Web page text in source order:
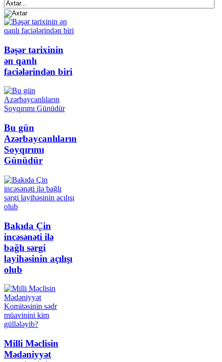
Bəşər tarixinin
ən qanlı
faciələrindən biri
Bu gün
Azərbaycanlıların
Soyqırımı
Günüdür
Bakıda Çin
incəsənəti ilə
bağlı sərgi
layihəsinin açılışı
olub
Milli Məclisin
Mədəniyyət